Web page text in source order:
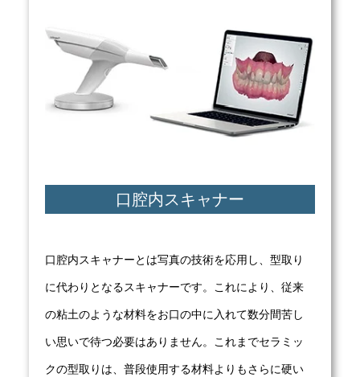
口腔内スキャナー
口腔内スキャナーとは写真の技術を応用し、型取り
に代わりとなるスキャナーです。これにより、従来
の粘土のような材料をお口の中に入れて数分間苦し
い思いで待つ必要はありません。これまでセラミッ
クの型取りは、普段使用する材料よりもさらに硬い